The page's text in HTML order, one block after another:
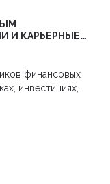
событий.
И КАРЬЕРНЫЕ
финансовых
инвестициях,